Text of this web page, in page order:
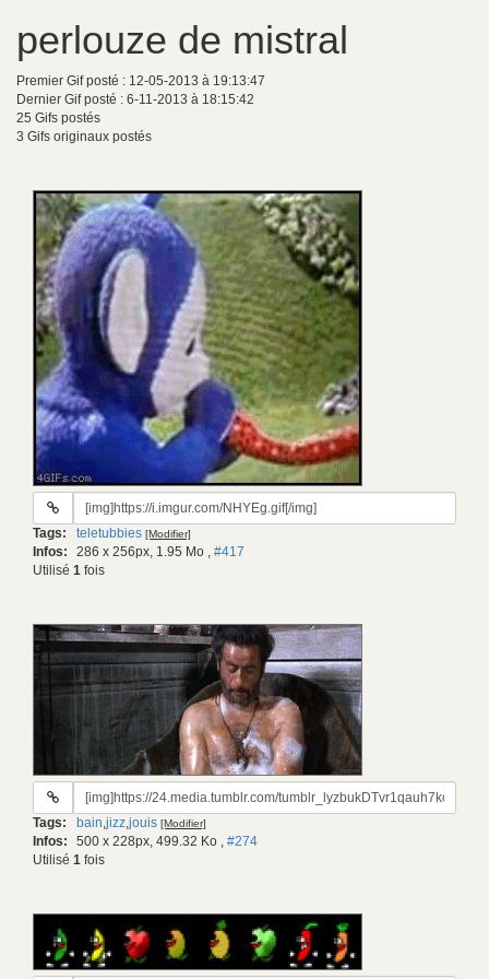
perlouze de mistral
Premier Gif posté : 12-05-2013 à 19:13:47
Dernier Gif posté : 6-11-2013 à 18:15:42
25 Gifs postés
3 Gifs originaux postés
URL
gif:
Tags: teletubbies [Modifier]
Infos: 286 x 256px, 1.95 Mo , #417
Utilisé 1 fois
URL
gif:
Tags: bain,jizz,jouis [Modifier]
Infos: 500 x 228px, 499.32 Ko , #274
Utilisé 1 fois